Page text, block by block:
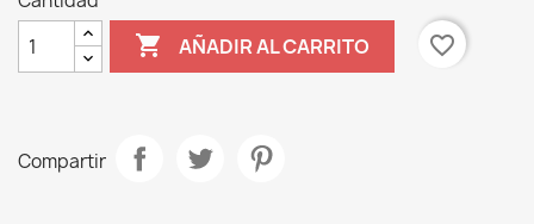
 AÑADIR AL CARRITO favorite_border
Compartir